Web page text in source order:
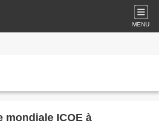
MENU
mondiale ICOE à